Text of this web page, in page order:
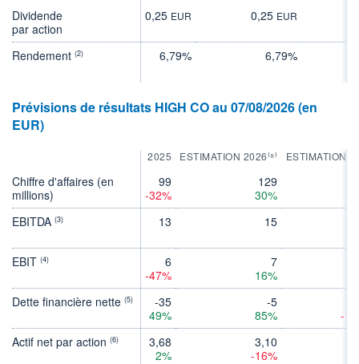
Dividende
par action
0,25 EUR 0,25 EUR
Rendement (2) 6,79% 6,79%
Prévisions de résultats HIGH CO au 07/08/2026 (en
EUR)
2025 ESTIMATION 2026⁽⁸⁾ ESTIMATION
Chiffre d'affaires (en
millions)
99
-32%
129
30%
EBITDA (3) 13 15
EBIT (4)
6
-47%
7
16%
Dette financière nette (5)
-35
49%
-5
85%
-
Actif net par action (6)
3,68
2%
3,10
-16%